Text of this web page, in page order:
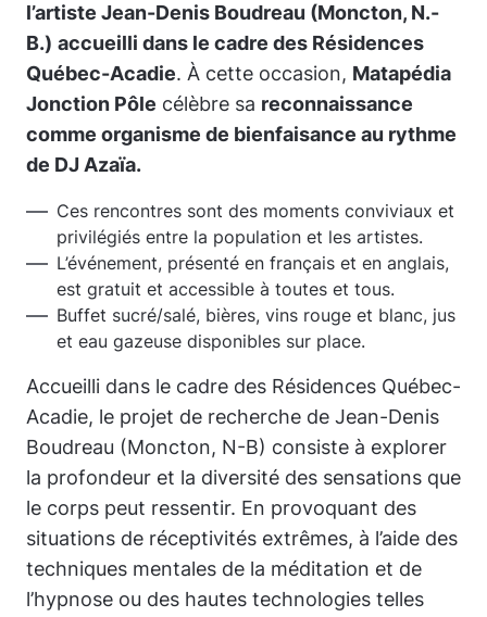
l’artiste Jean-Denis Boudreau (Moncton, N.-
B.) accueilli dans le cadre des Résidences
Québec-Acadie. À cette occasion, Matapédia
Jonction Pôle célèbre sa reconnaissance
comme organisme de bienfaisance au rythme
de DJ Azaïa.
Ces rencontres sont des moments conviviaux et
privilégiés entre la population et les artistes.
L’événement, présenté en français et en anglais,
est gratuit et accessible à toutes et tous.
Buffet sucré/salé, bières, vins rouge et blanc, jus
et eau gazeuse disponibles sur place.
Accueilli dans le cadre des Résidences Québec-
Acadie, le projet de recherche de Jean-Denis
Boudreau (Moncton, N-B) consiste à explorer
la profondeur et la diversité des sensations que
le corps peut ressentir. En provoquant des
situations de réceptivités extrêmes, à l’aide des
techniques mentales de la méditation et de
l’hypnose ou des hautes technologies telles